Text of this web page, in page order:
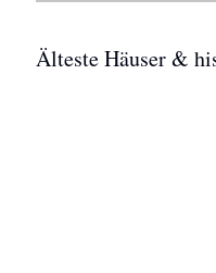
Älteste Häuser &